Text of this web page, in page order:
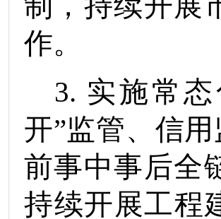
作。
3. 实施常
开”监管、信
前事中事后全
持续开展工程